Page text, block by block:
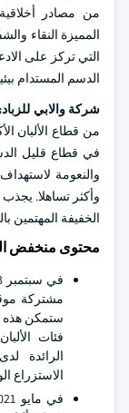
من مصادر
المميزة النقاء
التي تركز على
الدسم المستدام
شركة والابي
من قطاع الألبان
والنعومة
وأكثر تساهلا.
الخفيفة المهتمين
محتوى منخفض
ستمكن هذه
فئات
الاستزراع